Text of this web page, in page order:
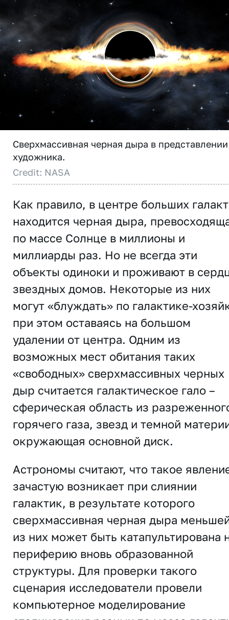
Сверхмассивная черная дыра в представлении
художника.
Credit: NASA
Как правило, в центре больших
находится черная дыра,
по массе Солнце в миллионы и
миллиарды раз. Но не всегда эти
объекты одиноки и проживают в
звездных домов. Некоторые из них
могут «блуждать» по галактике-
при этом оставаясь на большом
удалении от центра. Одним из
возможных мест обитания таких
«свободных» сверхмассивных черных
дыр считается галактическое гало –
сферическая область из
горячего газа, звезд и темной
окружающая основной диск.
Астрономы считают, что такое
зачастую возникает при слиянии
галактик, в результате которого
сверхмассивная черная дыра
из них может быть катапультирована
периферию вновь образованной
структуры. Для проверки такого
сценария исследователи провели
компьютерное моделирование